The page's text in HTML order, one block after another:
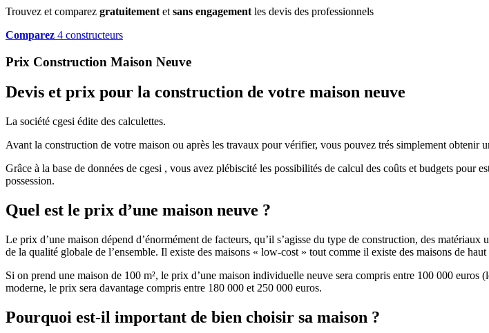
Trouvez et comparez gratuitement et sans engagement les devis des professionnels
Comparez 4 constructeurs
Prix Construction Maison Neuve
Devis et prix pour la construction de votre maison neuve
La société cgesi édite des calculettes.
Avant la construction de votre maison ou après les travaux pour vérifier, vous pouvez trés simplement
Grâce à la base de données de cgesi , vous avez plébiscité les possibilités de calcul des coûts et budgets
possession.
Quel est le prix d’une maison neuve ?
Le prix d’une maison dépend d’énormément de facteurs, qu’il s’agisse du type de construction, des
de la qualité globale de l’ensemble. Il existe des maisons « low-cost » tout comme il existe des maisons de
Si on prend une maison de 100 m², le prix d’une maison individuelle neuve sera compris entre 100 000
moderne, le prix sera davantage compris entre 180 000 et 250 000 euros.
Pourquoi est-il important de bien choisir sa maison ?